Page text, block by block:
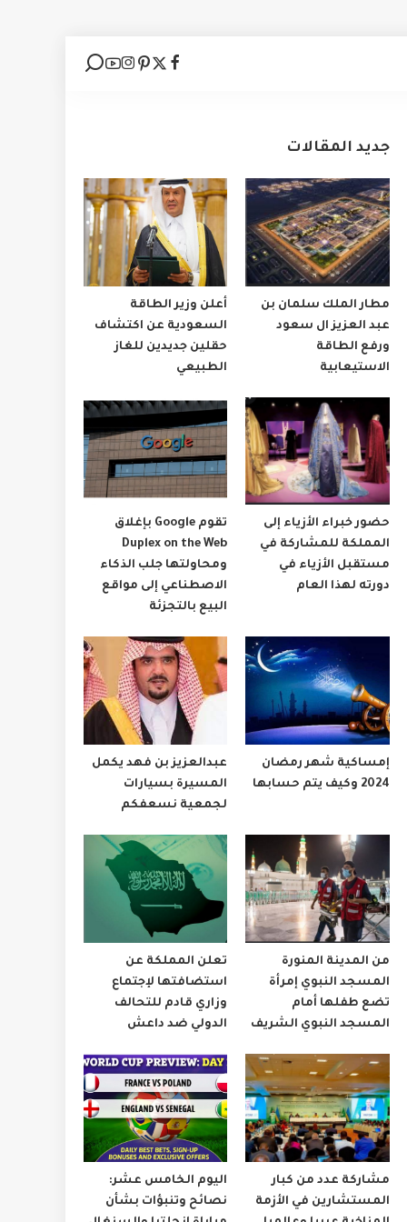
جديد المقالات
مطار الملك سلمان بن
عبد العزيز ال سعود
ورفع الطاقة
الاستيعابية
أعلن وزير الطاقة
السعودية عن اكتشاف
حقلين جديدين للغاز
الطبيعي
حضور خبراء الأزياء إلى
المملكة للمشاركة في
مستقبل الأزياء في
دورته لهذا العام
تقوم Google بإغلاق
Duplex on the Web
ومحاولتها جلب الذكاء
الاصطناعي إلى مواقع
البيع بالتجزئة
إمساكية شهر رمضان
2024 وكيف يتم حسابها
عبدالعزيز بن فهد يكمل
المسيرة بسيارات
لجمعية نسعفكم
من المدينة المنورة
المسجد النبوي إمرأة
تضع طفلها أمام
المسجد النبوي الشريف
تعلن المملكة عن
استضافتها لإجتماع
وزاري قادم للتحالف
الدولي ضد داعش
مشاركة عدد من كبار
المستشارين في الأزمة
اليوم الخامس عشر:
نصائح وتنبؤات بشأن